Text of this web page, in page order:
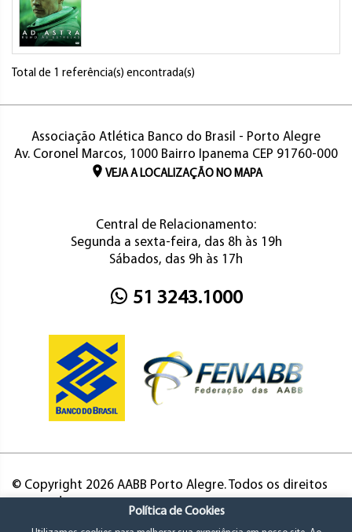
Total de 1 referência(s) encontrada(s)
Associação Atlética Banco do Brasil - Porto Alegre
Av. Coronel Marcos, 1000 Bairro Ipanema CEP 91760-000
VEJA A LOCALIZAÇÃO NO MAPA
Central de Relacionamento:
Segunda a sexta-feira, das 8h às 19h
Sábados, das 9h às 17h
51 3243.1000
© Copyright 2026 AABB Porto Alegre. Todos os direitos
Política de Cookies